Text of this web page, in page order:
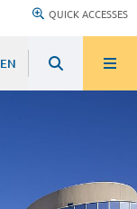
QUICK ACCESSES
EN